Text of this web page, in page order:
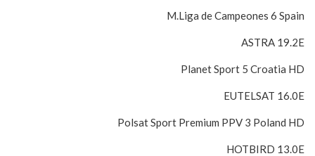
M.Liga de Campeones 6 Spain
ASTRA 19.2E
Planet Sport 5 Croatia HD
EUTELSAT 16.0E
Polsat Sport Premium PPV 3 Poland HD
HOTBIRD 13.0E